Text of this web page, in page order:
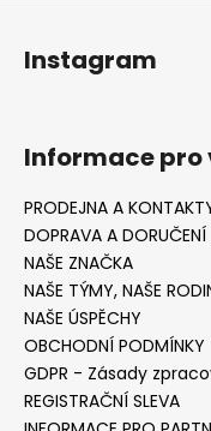
Instagram
Informace pro
PRODEJNA A
DOPRAVA A DORUČENÍ
NAŠE ZNAČKA
NAŠE TÝMY, NAŠE
NAŠE ÚSPĚCHY
OBCHODNÍ PODMÍNKY
GDPR - Zásady
REGISTRAČNÍ SLEVA